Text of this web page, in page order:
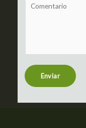
t
r
Enviar